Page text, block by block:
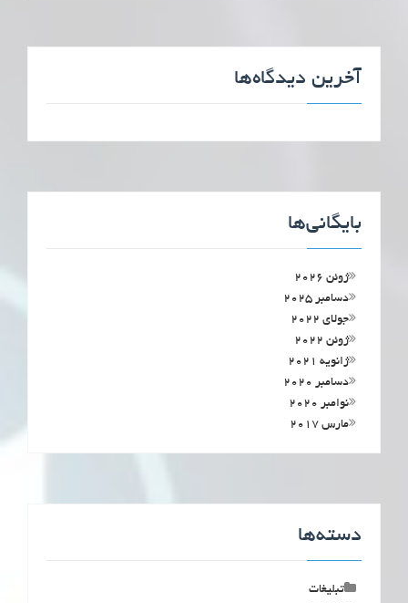
آخرین دیدگاه‌ها
بایگانی‌ها
ژوئن 2026
دسامبر 2025
جولای 2022
ژوئن 2022
ژانویه 2021
دسامبر 2020
نوامبر 2020
مارس 2017
دسته‌ها
تبلیغات